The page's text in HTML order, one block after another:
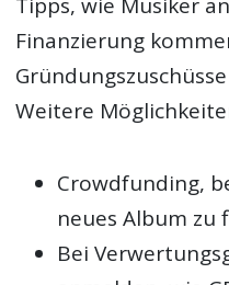
Finanzierung
Weitere
Crowdfunding,
neues Album zu
Bei